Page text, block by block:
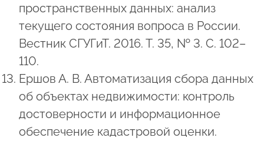
пространственных данных: анализ
текущего состояния вопроса в России.
Вестник СГУГиТ. 2016. Т. 35, № 3. С. 102–
110.
Ершов А. В. Автоматизация сбора данных
об объектах недвижимости: контроль
достоверности и информационное
обеспечение кадастровой оценки.